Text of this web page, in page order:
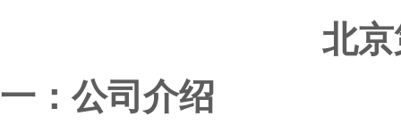
北
一：公司介绍